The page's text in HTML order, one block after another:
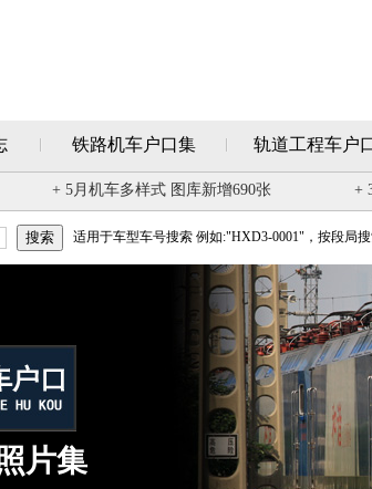
铁路机车户口集 轨道工程车户
+ 5月机车多样式 图库新增690张 +
适用于车型车号搜索 例如:"HXD3-0001"，按段局
片集